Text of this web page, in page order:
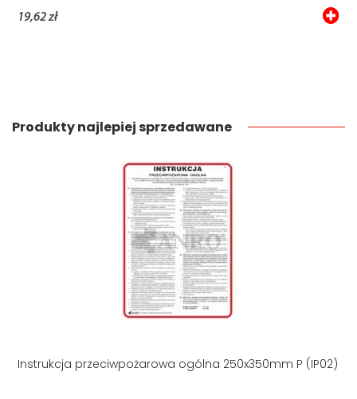
19,62 zł
Produkty najlepiej sprzedawane
Instrukcja przeciwpożarowa ogólna 250x350mm P (IP02)